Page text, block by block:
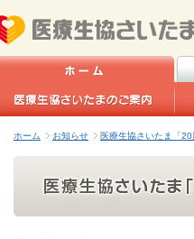
ホーム お知らせ 医療生協さいたま「20